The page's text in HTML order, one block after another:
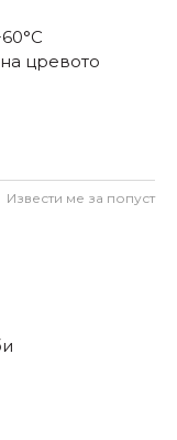
цревото
Извести ме за попуст